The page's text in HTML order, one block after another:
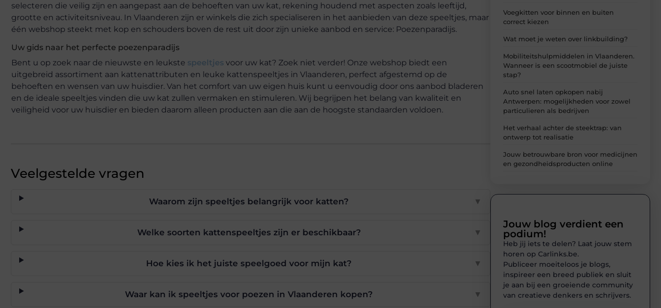
selecteren die veilig zijn en aangepast aan de behoeften van uw kat, rekening houdend met aspecten zoals leeftijd,
grootte en activiteitsniveau. In Vlaanderen zijn er winkels die zich specialiseren in het aanbieden van deze speeltjes, maar
één webshop steekt met kop en schouders boven de rest uit door zijn unieke aanbod en service: Poezenparadijs.
Uw gids naar het perfecte poezenparadijs
Bent u op zoek naar de nieuwste en leukste speeltjes voor uw kat? Zoek niet verder! Onze webshop biedt een
uitgebreid assortiment aan kattenattributen en leuke kattenspeeltjes in Vlaanderen, perfect afgestemd op de
behoeften en wensen van uw huisdier. Van het comfort van uw eigen huis kunt u eenvoudig door ons aanbod bladeren
en de ideale speeltjes vinden die uw kat zullen vermaken en stimuleren. Wij begrijpen het belang van kwaliteit en
veiligheid voor uw huisdier en bieden daarom alleen producten aan die aan de hoogste standaarden voldoen.
Veelgestelde vragen
Waarom zijn speeltjes belangrijk voor katten? ▼
Welke soorten kattenspeeltjes zijn er beschikbaar? ▼
Hoe kies ik het juiste speelgoed voor mijn kat? ▼
Waar kan ik speeltjes voor poezen in Vlaanderen kopen? ▼
Voegkitten voor binnen en buiten
correct kiezen
Wat moet je weten over linkbuilding?
Mobiliteitshulpmiddelen in Vlaanderen.
Wanneer is een scootmobiel de juiste
stap?
Auto snel laten opkopen nabij
Antwerpen: mogelijkheden voor zowel
particulieren als bedrijven
Het verhaal achter de steektrap: van
ontwerp tot realisatie
Jouw betrouwbare bron voor medicijnen
en gezondheidsproducten online
Jouw blog verdient een
podium!
Heb jij iets te delen? Laat jouw stem
horen op Carlinks.be.
Publiceer moeiteloos je blogs,
inspireer een breed publiek en sluit
je aan bij een groeiende community
van creatieve denkers en schrijvers.